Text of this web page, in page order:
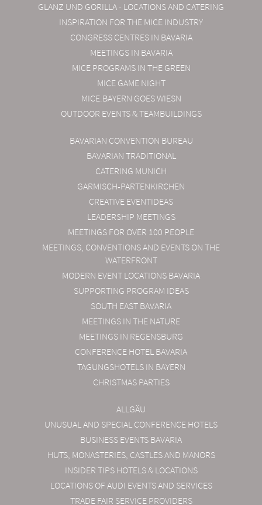
GLANZ UND GORILLA - LOCATIONS AND CATERING
INSPIRATION FOR THE MICE INDUSTRY
CONGRESS CENTRES IN BAVARIA
MEETINGS IN BAVARIA
MICE PROGRAMS IN THE GREEN
MICE GAME NIGHT
MICE.BAYERN GOES WIESN
OUTDOOR EVENTS & TEAMBUILDINGS
BAVARIAN CONVENTION BUREAU
BAVARIAN TRADITIONAL
CATERING MUNICH
GARMISCH-PARTENKIRCHEN
CREATIVE EVENTIDEAS
LEADERSHIP MEETINGS
MEETINGS FOR OVER 100 PEOPLE
MEETINGS, CONVENTIONS AND EVENTS ON THE
WATERFRONT
MODERN EVENT LOCATIONS BAVARIA
SUPPORTING PROGRAM IDEAS
SOUTH EAST BAVARIA
MEETINGS IN THE NATURE
MEETINGS IN REGENSBURG
CONFERENCE HOTEL BAVARIA
TAGUNGSHOTELS IN BAYERN
CHRISTMAS PARTIES
ALLGÄU
UNUSUAL AND SPECIAL CONFERENCE HOTELS
BUSINESS EVENTS BAVARIA
HUTS, MONASTERIES, CASTLES AND MANORS
INSIDER TIPS HOTELS & LOCATIONS
LOCATIONS OF AUDI EVENTS AND SERVICES
TRADE FAIR SERVICE PROVIDERS